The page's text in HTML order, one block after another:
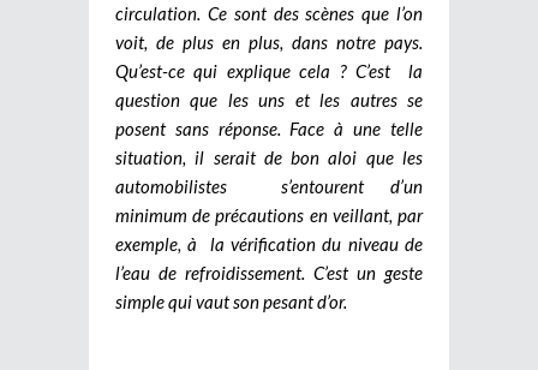
circulation. Ce sont des scènes que l’on
voit, de plus en plus, dans notre pays.
Qu’est-ce qui explique cela ? C’est la
question que les uns et les autres se
posent sans réponse. Face à une telle
situation, il serait de bon aloi que les
automobilistes s’entourent d’un
minimum de précautions en veillant, par
exemple, à la vérification du niveau de
l’eau de refroidissement. C’est un geste
simple qui vaut son pesant d’or.